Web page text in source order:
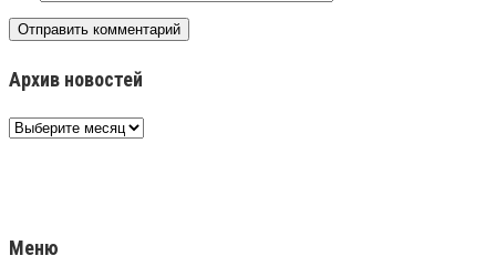
Архив новостей
Архив
новостей
Меню